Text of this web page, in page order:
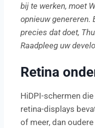
bij te werken, moet
opnieuw genereren.
precies dat doet,
Raadpleeg uw
Retina
HiDPI-schermen
retina-displays
of meer, dan